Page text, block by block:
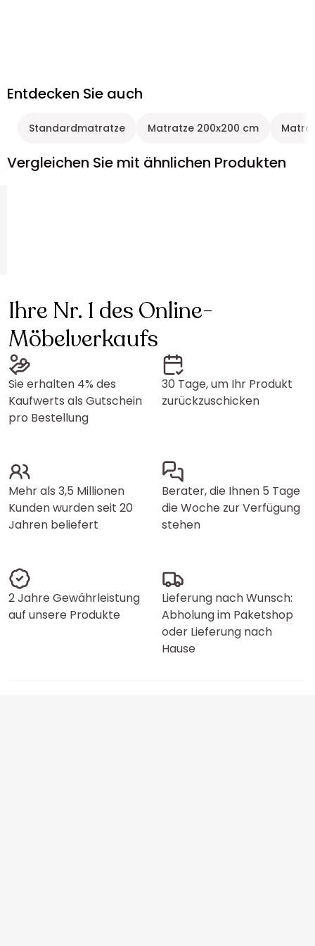
Entdecken Sie auch
Standardmatratze Matratze 200x200 cm
Vergleichen Sie mit ähnlichen Produkten
Ihre Nr. 1 des Online-
Möbelverkaufs
Sie erhalten 4% des
Kaufwerts als Gutschein
pro Bestellung
30 Tage, um Ihr Produkt
zurückzuschicken
Mehr als 3,5 Millionen
Kunden wurden seit 20
Jahren beliefert
Berater, die Ihnen 5 Tage
die Woche zur Verfügung
stehen
2 Jahre Gewährleistung
auf unsere Produkte
Lieferung nach Wunsch:
Abholung im Paketshop
oder Lieferung nach
Hause